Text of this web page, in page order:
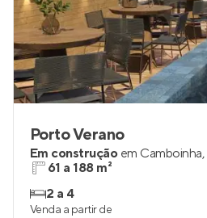
Porto Verano
Em construção em Camboinha,
61 a 188 m²
2 a 4
Venda a partir de